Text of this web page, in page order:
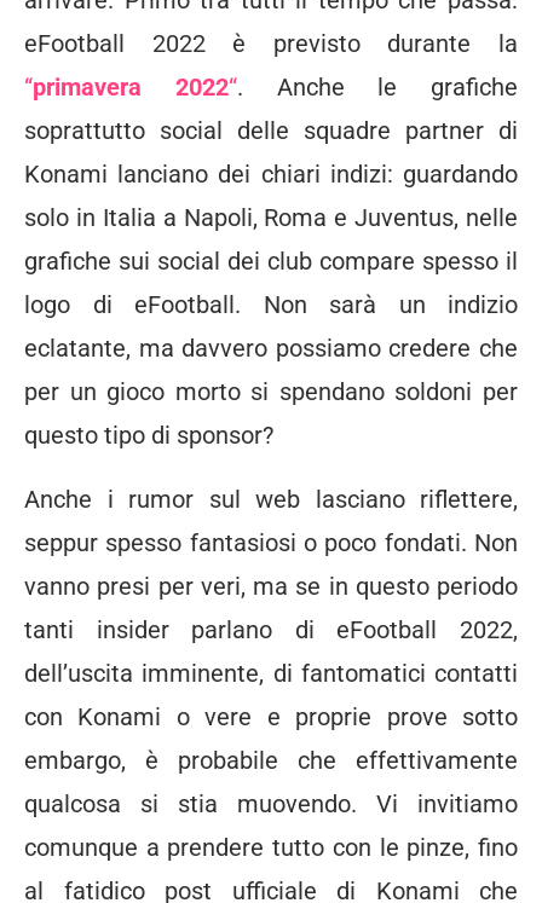
eFootball 2022 è previsto durante la
“primavera 2022“. Anche le grafiche
soprattutto social delle squadre partner di
Konami lanciano dei chiari indizi: guardando
solo in Italia a Napoli, Roma e Juventus, nelle
grafiche sui social dei club compare spesso il
logo di eFootball. Non sarà un indizio
eclatante, ma davvero possiamo credere che
per un gioco morto si spendano soldoni per
questo tipo di sponsor?
Anche i rumor sul web lasciano riflettere,
seppur spesso fantasiosi o poco fondati. Non
vanno presi per veri, ma se in questo periodo
tanti insider parlano di eFootball 2022,
dell’uscita imminente, di fantomatici contatti
con Konami o vere e proprie prove sotto
embargo, è probabile che effettivamente
qualcosa si stia muovendo. Vi invitiamo
comunque a prendere tutto con le pinze, fino
al fatidico post ufficiale di Konami che